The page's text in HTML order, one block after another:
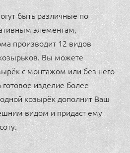
быть различные по
элементам,
производит 12 видов
Вы можете
с монтажом или без него
готовое изделие более
козырёк дополнит Ваш
видом и придаст ему